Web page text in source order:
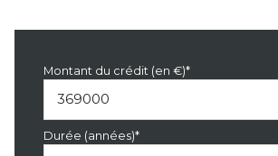
Montant du crédit (en €)*
Durée (années)*